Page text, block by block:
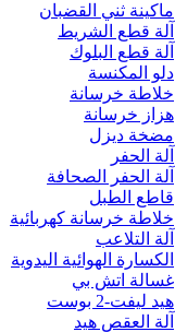
ماكينة ثني القضبان
آلة قطع الشريط
آلة قطع البلوك
دلو المكنسة
خلاطة خرسانة
هزاز خرسانة
مضخة ديزل
آلة الحفر
آلة الحفر الصحافة
قاطع الطبل
خلاطة خرسانة كهربائية
آلة التلاعب
الكسارة الهوائية اليدوية
غسالة اتش بي
هيد ليفت-2 بوست
آلة العقص هيد